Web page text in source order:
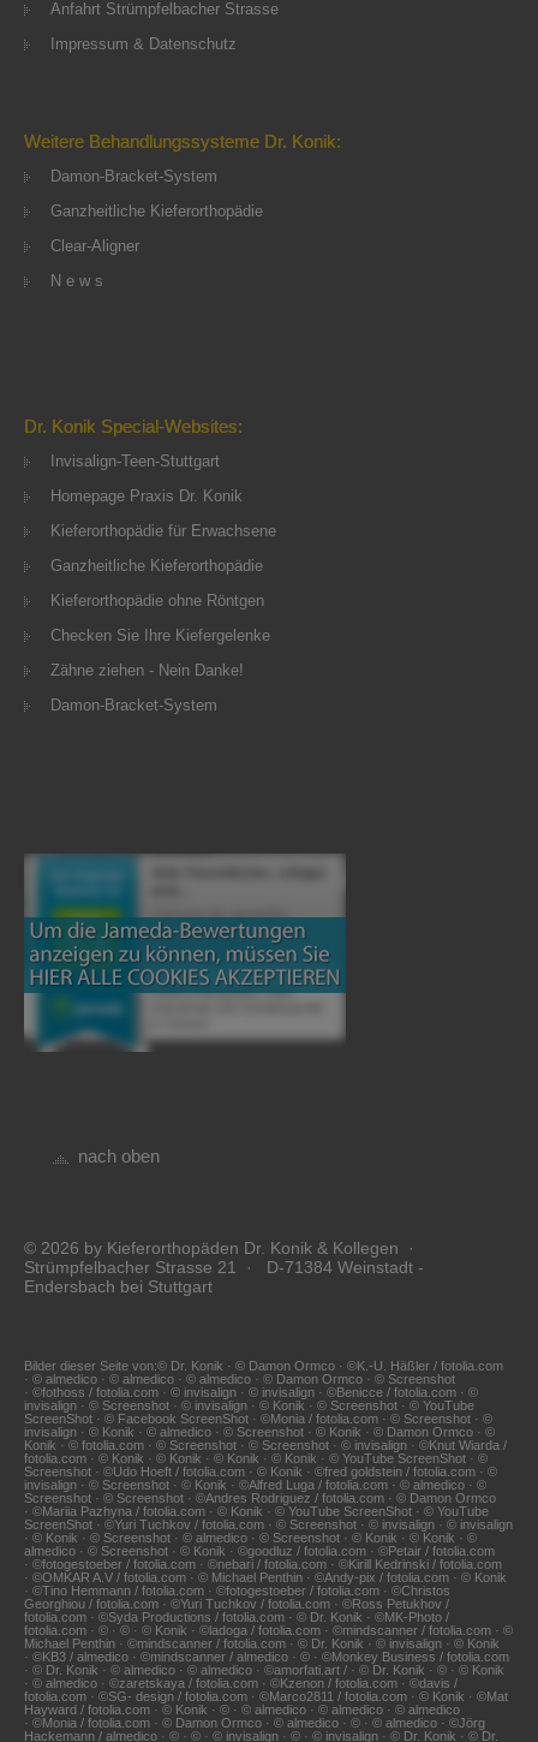
Anfahrt Strümpfelbacher Strasse
Impressum & Datenschutz
Weitere Behandlungssysteme Dr. Konik:
Damon-Bracket-System
Ganzheitliche Kieferorthopädie
Clear-Aligner
N e w s
Dr. Konik Special-Websites:
Invisalign-Teen-Stuttgart
Homepage Praxis Dr. Konik
Kieferorthopädie für Erwachsene
Ganzheitliche Kieferorthopädie
Kieferorthopädie ohne Röntgen
Checken Sie Ihre Kiefergelenke
Zähne ziehen - Nein Danke!
Damon-Bracket-System
nach oben
© 2026 by Kieferorthopäden Dr. Konik & Kollegen ·
Strümpfelbacher Strasse 21 · D-71384 Weinstadt -
Endersbach bei Stuttgart
Bilder dieser Seite von:© Dr. Konik · © Damon Ormco · ©K.-U. Häßler / fotolia.com
· © almedico · © almedico · © almedico · © Damon Ormco · © Screenshot
· ©fothoss / fotolia.com · © invisalign · © invisalign · ©Benicce / fotolia.com · ©
invisalign · © Screenshot · © invisalign · © Konik · © Screenshot · © YouTube
ScreenShot · © Facebook ScreenShot · ©Monia / fotolia.com · © Screenshot · ©
invisalign · © Konik · © almedico · © Screenshot · © Konik · © Damon Ormco · ©
Konik · © fotolia.com · © Screenshot · © Screenshot · © invisalign · ©Knut Wiarda /
fotolia.com · © Konik · © Konik · © Konik · © Konik · © YouTube ScreenShot · ©
Screenshot · ©Udo Hoeft / fotolia.com · © Konik · ©fred goldstein / fotolia.com · ©
invisalign · © Screenshot · © Konik · ©Alfred Luga / fotolia.com · © almedico · ©
Screenshot · © Screenshot · ©Andres Rodriguez / fotolia.com · © Damon Ormco
· ©Mariia Pazhyna / fotolia.com · © Konik · © YouTube ScreenShot · © YouTube
ScreenShot · ©Yuri Tuchkov / fotolia.com · © Screenshot · © invisalign · © invisalign
· © Konik · © Screenshot · © almedico · © Screenshot · © Konik · © Konik · ©
almedico · © Screenshot · © Konik · ©goodluz / fotolia.com · ©Petair / fotolia.com
· ©fotogestoeber / fotolia.com · ©nebari / fotolia.com · ©Kirill Kedrinski / fotolia.com
· ©OMKAR A.V / fotolia.com · © Michael Penthin · ©Andy-pix / fotolia.com · © Konik
· ©Tino Hemmann / fotolia.com · ©fotogestoeber / fotolia.com · ©Christos
Georghiou / fotolia.com · ©Yuri Tuchkov / fotolia.com · ©Ross Petukhov /
fotolia.com · ©Syda Productions / fotolia.com · © Dr. Konik · ©MK-Photo /
fotolia.com · © · © · © Konik · ©ladoga / fotolia.com · ©mindscanner / fotolia.com · ©
Michael Penthin · ©mindscanner / fotolia.com · © Dr. Konik · © invisalign · © Konik
· ©KB3 / almedico · ©mindscanner / almedico · © · ©Monkey Business / fotolia.com
· © Dr. Konik · © almedico · © almedico · ©amorfati.art / · © Dr. Konik · © · © Konik
· © almedico · ©zaretskaya / fotolia.com · ©Kzenon / fotolia.com · ©davis /
fotolia.com · ©SG- design / fotolia.com · ©Marco2811 / fotolia.com · © Konik · ©Mat
Hayward / fotolia.com · © Konik · © · © almedico · © almedico · © almedico
· ©Monia / fotolia.com · © Damon Ormco · © almedico · © · © almedico · ©Jörg
Hackemann / almedico · © · © · © invisalign · © · © invisalign · © Dr. Konik · © Dr.